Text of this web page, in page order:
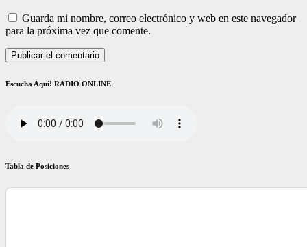
Guarda mi nombre, correo electrónico y web en este navegador
para la próxima vez que comente.
Escucha Aquí! RADIO ONLINE
Tabla de Posiciones